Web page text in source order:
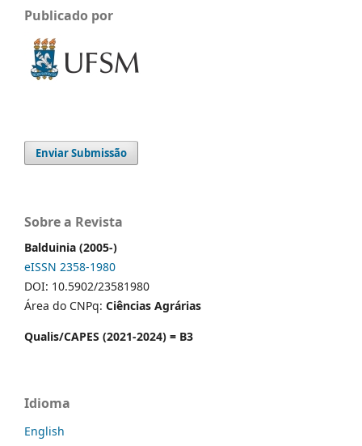
Publicado por
Enviar Submissão
Sobre a Revista
Balduinia (2005-)
eISSN 2358-1980
DOI: 10.5902/23581980
Área do CNPq: Ciências Agrárias
Qualis/CAPES (2021-2024) = B3
Idioma
English